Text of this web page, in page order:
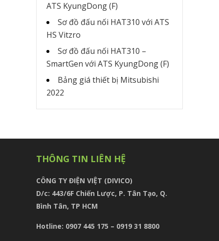
ATS KyungDong (F)
Sơ đồ đấu nối HAT310 với ATS
HS Vitzro
Sơ đồ đấu nối HAT310 –
SmartGen với ATS KyungDong (F)
Bảng giá thiết bị Mitsubishi
2022
THÔNG TIN LIÊN HỆ
CÔNG TY ĐIỆN VIỆT (DIVICO)
D/c: 443/6F Chiến Lược, P. Tân Tạo, Q.
Bình Tân, TP HCM
Hotline: 0907 445 175 – 0919 31 8800